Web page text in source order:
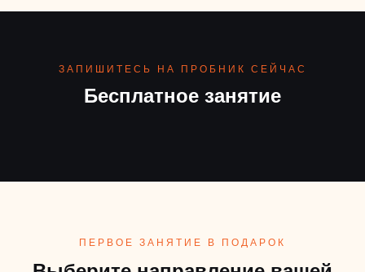
Бесплатное занятие
ЗАПИШИТЕСЬ НА ПРОБНИК СЕЙЧАС
ПЕРВОЕ ЗАНЯТИЕ В ПОДАРОК